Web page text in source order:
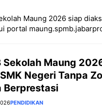
Maung 2026 siap
portal
Sekolah Maung
Negeri Tanpa
Berprestasi
PENDIDIKAN